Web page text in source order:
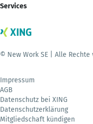
Services
© New Work SE | Alle
Impressum
AGB
Datenschutz bei XING
Datenschutzerklärung
Mitgliedschaft kündigen